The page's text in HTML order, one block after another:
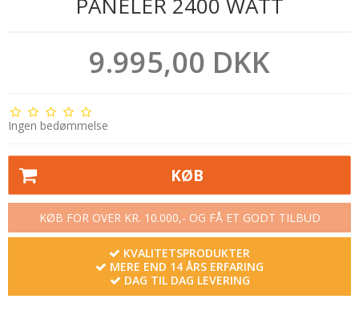
9.995,00 DKK
Ingen bedømmelse
KØB
KØB FOR OVER KR. 10.000,- OG FÅ ET GODT TILBUD
KVALITETSPRODUKTER
MERE END 14 ÅRS ERFARING
DAG TIL DAG LEVERING